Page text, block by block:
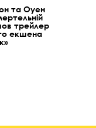
та Оуен
трейлер
екшена